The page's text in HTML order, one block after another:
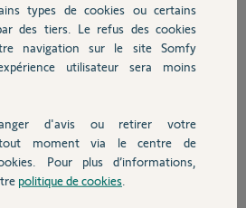
sens de rotation.
il y a environ 4 ans
types de cookies ou certains
des tiers. Le refus des cookies
navigation sur le site Somfy
utilisateur sera moins
d'avis ou retirer votre
moment via le centre de
Pour plus d’informations,
politique de cookies